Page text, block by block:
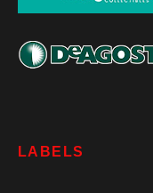
LABELS